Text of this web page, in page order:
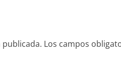
Los campos